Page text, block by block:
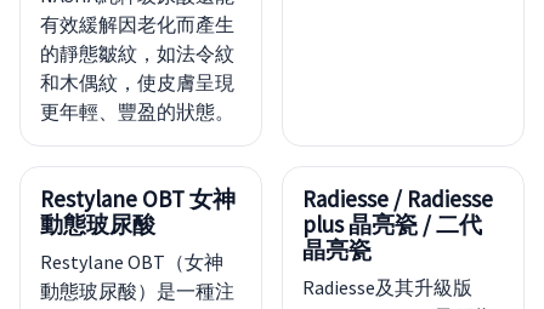
有效緩解因老化而產生
的靜態皺紋，如法令紋
和木偶紋，使皮膚呈現
更年輕、豐盈的狀態。
Restylane OBT 女神
動態玻尿酸
Restylane OBT（女神
動態玻尿酸）是一種注
Radiesse / Radiesse
plus 晶亮瓷 / 二代
晶亮瓷
Radiesse及其升級版